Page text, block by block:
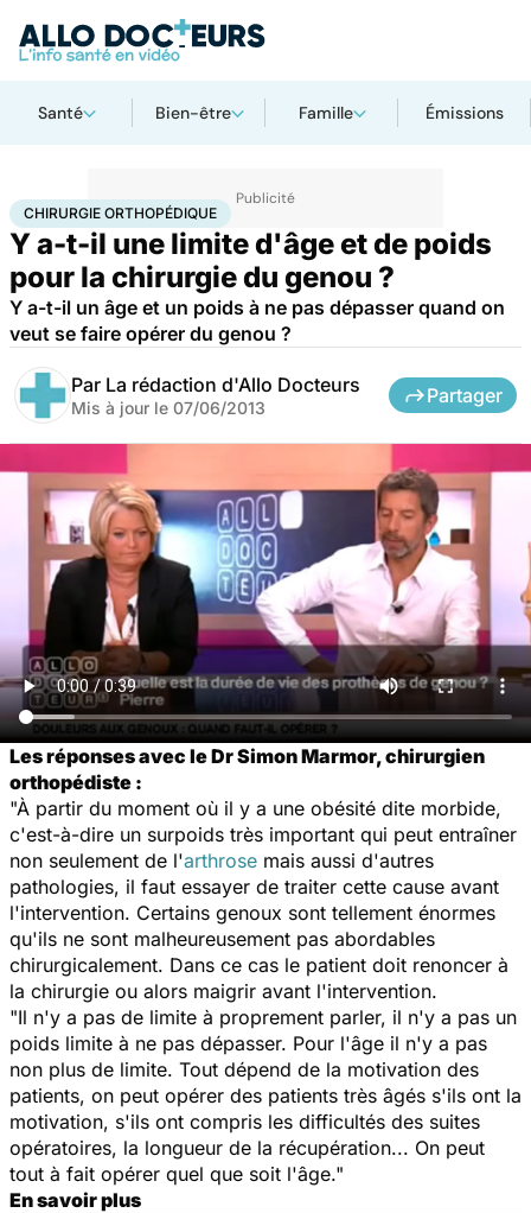
Santé Bien-être Famille Émissions
AccueilSantéMaladiesChirurgie orthopédique
CHIRURGIE ORTHOPÉDIQUE
Y a-t-il une limite d'âge et de poids
pour la chirurgie du genou ?
Y a-t-il un âge et un poids à ne pas dépasser quand on
veut se faire opérer du genou ?
Par La rédaction d'Allo Docteurs
Mis à jour le 07/06/2013
Partager
Les réponses avec le Dr Simon Marmor, chirurgien
orthopédiste :
"À partir du moment où il y a une obésité dite morbide,
c'est-à-dire un surpoids très important qui peut entraîner
non seulement de l'arthrose mais aussi d'autres
pathologies, il faut essayer de traiter cette cause avant
l'intervention. Certains genoux sont tellement énormes
qu'ils ne sont malheureusement pas abordables
chirurgicalement. Dans ce cas le patient doit renoncer à
la chirurgie ou alors maigrir avant l'intervention.
"Il n'y a pas de limite à proprement parler, il n'y a pas un
poids limite à ne pas dépasser. Pour l'âge il n'y a pas
non plus de limite. Tout dépend de la motivation des
patients, on peut opérer des patients très âgés s'ils ont la
motivation, s'ils ont compris les difficultés des suites
opératoires, la longueur de la récupération... On peut
tout à fait opérer quel que soit l'âge."
En savoir plus